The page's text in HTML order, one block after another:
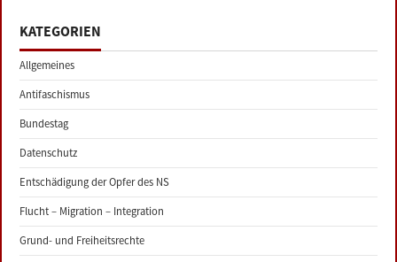
KATEGORIEN
Allgemeines
Antifaschismus
Bundestag
Datenschutz
Entschädigung der Opfer des NS
Flucht – Migration – Integration
Grund- und Freiheitsrechte